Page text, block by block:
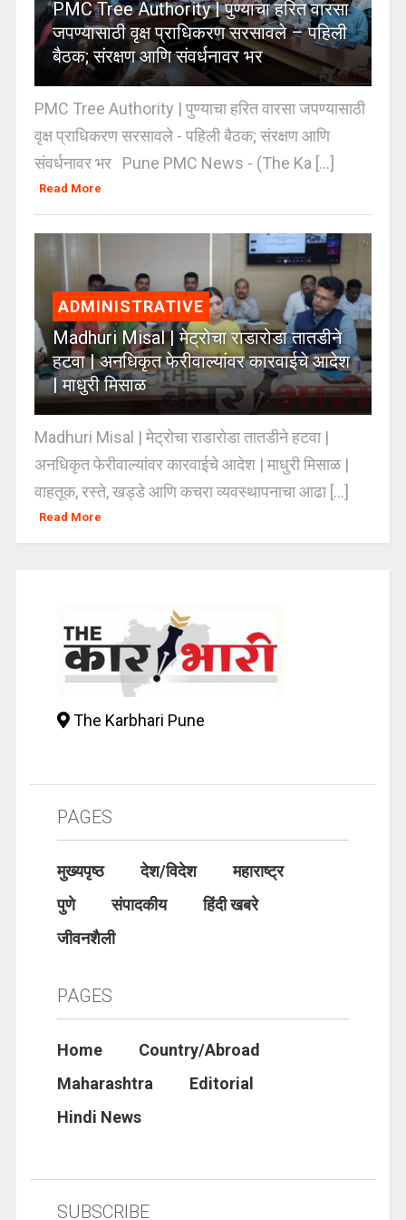
PMC Tree Authority | पुण्याचा हरित वारसा
जपण्यासाठी वृक्ष प्राधिकरण सरसावले – पहिली
बैठक; संरक्षण आणि संवर्धनावर भर
PMC Tree Authority | पुण्याचा हरित वारसा जपण्यासाठी
वृक्ष प्राधिकरण सरसावले - पहिली बैठक; संरक्षण आणि
संवर्धनावर भर Pune PMC News - (The Ka [...]
Read More
ADMINISTRATIVE
Madhuri Misal | मेट्रोचा राडारोडा तातडीने
हटवा | अनधिकृत फेरीवाल्यांवर कारवाईचे आदेश
| माधुरी मिसाळ
Madhuri Misal | मेट्रोचा राडारोडा तातडीने हटवा |
अनधिकृत फेरीवाल्यांवर कारवाईचे आदेश | माधुरी मिसाळ |
वाहतूक, रस्ते, खड्डे आणि कचरा व्यवस्थापनाचा आढा [...]
Read More
The Karbhari Pune
PAGES
मुख्यपृष्ठ देश/विदेश
महाराष्ट्र
पुणे
संपादकीय
हिंदी खबरे
जीवनशैली
PAGES
Home
Country/Abroad
Maharashtra
Editorial
Hindi News
SUBSCRIBE